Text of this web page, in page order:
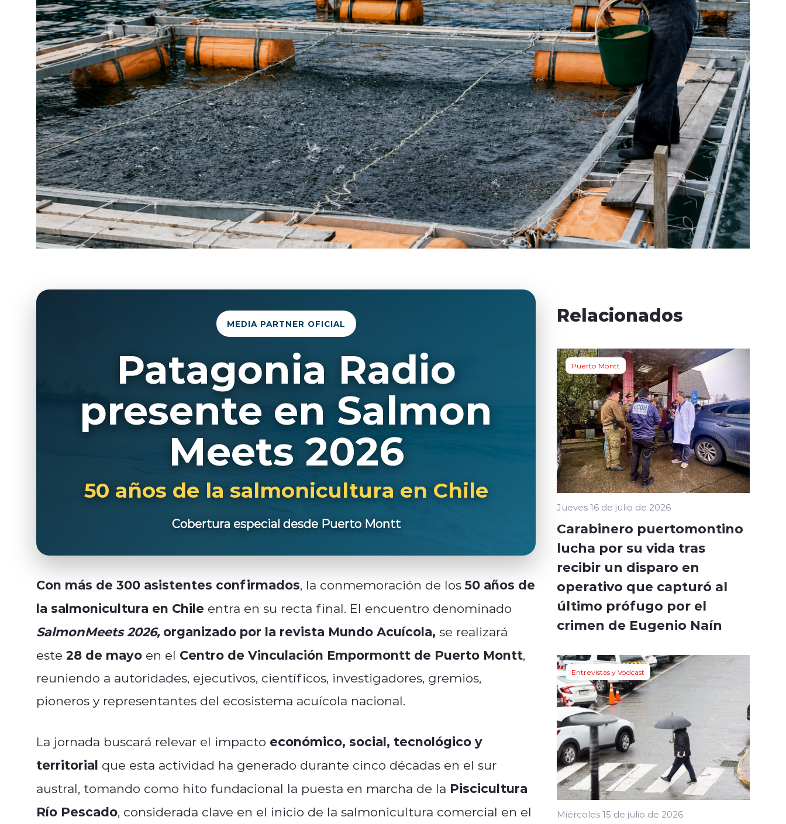
MEDIA PARTNER OFICIAL
Patagonia Radio
presente en Salmon
Meets 2026
50 años de la salmonicultura en Chile
Cobertura especial desde Puerto Montt
Con más de 300 asistentes confirmados, la conmemoración de los 50 años de
la salmonicultura en Chile entra en su recta final. El encuentro denominado
SalmonMeets 2026, organizado por la revista Mundo Acuícola, se realizará
este 28 de mayo en el Centro de Vinculación Empormontt de Puerto Montt,
reuniendo a autoridades, ejecutivos, científicos, investigadores, gremios,
pioneros y representantes del ecosistema acuícola nacional.
La jornada buscará relevar el impacto económico, social, tecnológico y
territorial que esta actividad ha generado durante cinco décadas en el sur
austral, tomando como hito fundacional la puesta en marcha de la Piscicultura
Río Pescado, considerada clave en el inicio de la salmonicultura comercial en el
Relacionados
Puerto Montt
Jueves 16 de julio de 2026
Carabinero puertomontino
lucha por su vida tras
recibir un disparo en
operativo que capturó al
último prófugo por el
crimen de Eugenio Naín
Entrevistas y Vodcast
Miércoles 15 de julio de 2026